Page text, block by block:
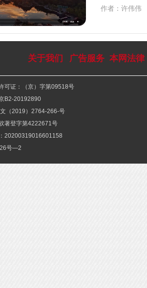
作者：许伟伟
关于我们 广告服务 本网法律
可证：（京）字第09518号
B2-20192890
（2019）2764-266-号
著登字第4222671号
20200319016601158
号—2